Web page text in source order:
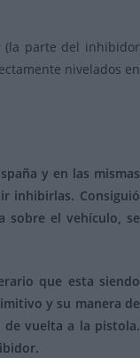
(la parte del inhibidor
nivelados en
y en las mismas
inhibirlas. Consiguió
sobre el vehículo, se
que esta siendo
y su manera de
de vuelta a la pistola.